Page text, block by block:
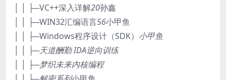
│ │ ├─VC++深入详解20孙鑫
│ │ ├─WIN32汇编语言56小甲鱼
│ │ ├─Windows程序设计（SDK） 小甲鱼
│ │ ├─天道酬勤 IDA逆向训练
│ │ ├─梦织未来内核编程